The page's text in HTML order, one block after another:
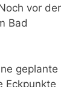
vor der
Bad
geplante
Eckpunkte